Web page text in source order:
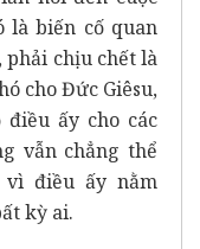
là biến cố quan
chịu chết là
cho Đức Giêsu,
ấy cho các
vẫn chẳng thể
điều ấy nằm
kỳ ai.